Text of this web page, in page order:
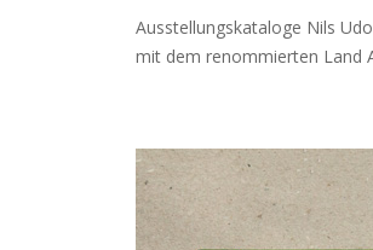
Ausstellungskataloge Nils
mit dem renommierten Land